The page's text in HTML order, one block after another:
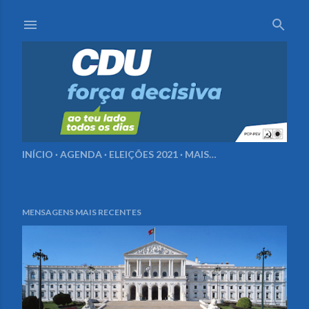
INÍCIO AGENDA ELEIÇÕES 2021 MAIS…
e
n
MENSAGENS MAIS RECENTES